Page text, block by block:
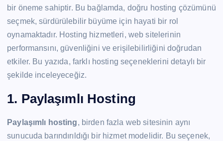
bir öneme sahiptir. Bu bağlamda, doğru hosting çözümünü
seçmek, sürdürülebilir büyüme için hayati bir rol
oynamaktadır. Hosting hizmetleri, web sitelerinin
performansını, güvenliğini ve erişilebilirliğini doğrudan
etkiler. Bu yazıda, farklı hosting seçeneklerini detaylı bir
şekilde inceleyeceğiz.
1. Paylaşımlı Hosting
Paylaşımlı hosting, birden fazla web sitesinin aynı
sunucuda barındırıldığı bir hizmet modelidir. Bu seçenek,